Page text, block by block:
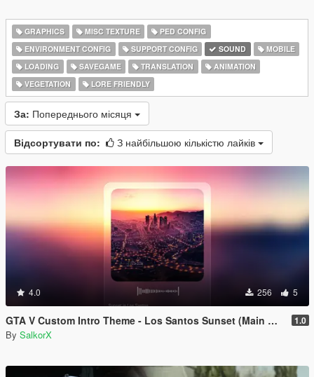
GRAPHICS MISC TEXTURE
PED CONFIG
ENVIRONMENT CONFIG
SUPPORT CONFIG SOUND
MOBILE
LOADING
SAVEGAME TRANSLATION
ANIMATION
VEGETATION
LORE FRIENDLY
За: Попереднього місяця
Відсортувати по: З найбільшою кількістю лайків
4.0 256 5
GTA V Custom Intro Theme - Los Santos Sunset (Main Menu Music Replacement) 1.0
By SalkorX